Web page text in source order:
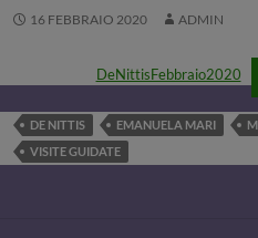
16 FEBBRAIO 2020 ADMIN
DeNittisFebbraio2020
DE NITTIS EMANUELA MARI
VISITE GUIDATE